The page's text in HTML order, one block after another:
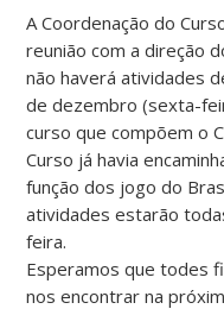
A Coordenação do
reunião com a direção
não haverá atividades
de dezembro (sexta-
curso que compõem o
Curso já havia
função dos jogo do
atividades estarão
feira.
Esperamos que todes
nos encontrar na